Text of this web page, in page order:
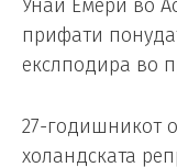
Унаи Емери во
прифати
екслподира во
27-годишникот
холандската